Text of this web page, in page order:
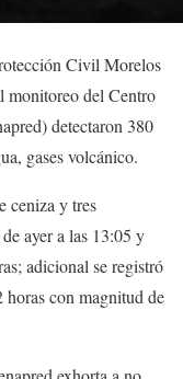
Civil Morelos
monitoreo del Centro
detectaron 380
gases volcánico.
ceniza y tres
ayer a las 13:05 y
adicional se registró
horas con magnitud de